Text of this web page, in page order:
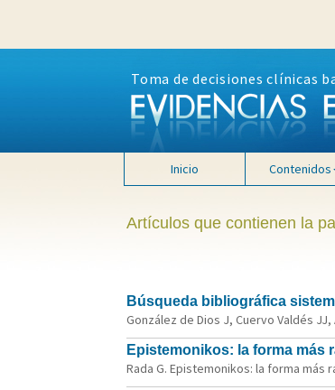
Toma de decisiones clínicas
Inicio Contenidos
Artículos que contienen la
Búsqueda bibliográfica
González de Dios J, Cuervo Valdés
Epistemonikos: la forma más
Rada G. Epistemonikos: la forma más